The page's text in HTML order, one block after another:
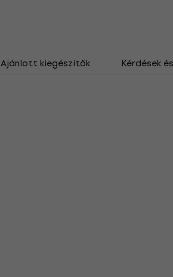
Ajánlott kiegészítők Kérdések